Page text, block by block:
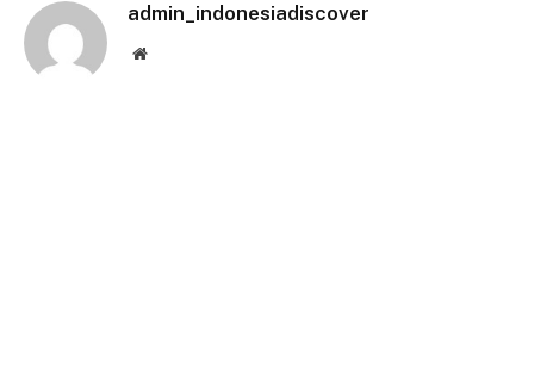
admin_indonesiadiscover
Website